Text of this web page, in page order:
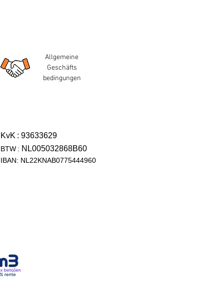
Allgemeine
Geschäfts
bedingungen
KvK : 93633629
BTW : NL005032868B60
IBAN: NL22KNAB0775444960